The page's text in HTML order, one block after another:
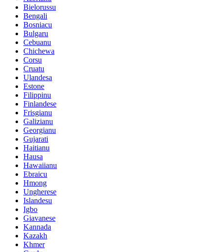
Bielorussu
Bengali
Bosniacu
Bulgaru
Cebuanu
Chichewa
Corsu
Cruatu
Ulandesa
Estone
Filippinu
Finlandese
Frisgianu
Galizianu
Georgianu
Gujarati
Haitianu
Hausa
Hawaiianu
Ebraicu
Hmong
Ungherese
Islandesu
Igbo
Giavanese
Kannada
Kazakh
Khmer